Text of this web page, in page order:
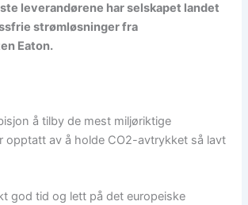
leverandørene har selskapet landet
strømløsninger fra
Eaton.
å tilby de mest miljøriktige
opptatt av å holde CO2-avtrykket så lavt
god tid og lett på det europeiske